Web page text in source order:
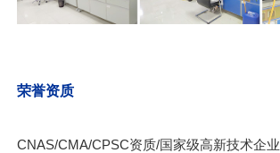
荣誉资质
CNAS/CMA/CPSC资质/国家级高新技术企业